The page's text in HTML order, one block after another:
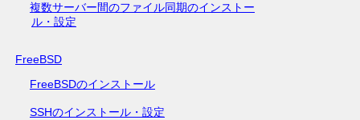
複数サーバー間のファイル同期のインストー
ル・設定
FreeBSD
FreeBSDのインストール
SSHのインストール・設定